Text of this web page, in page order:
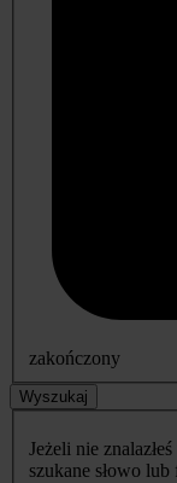
zakończony
Wyszukaj
Jeżeli nie
szukane słowo